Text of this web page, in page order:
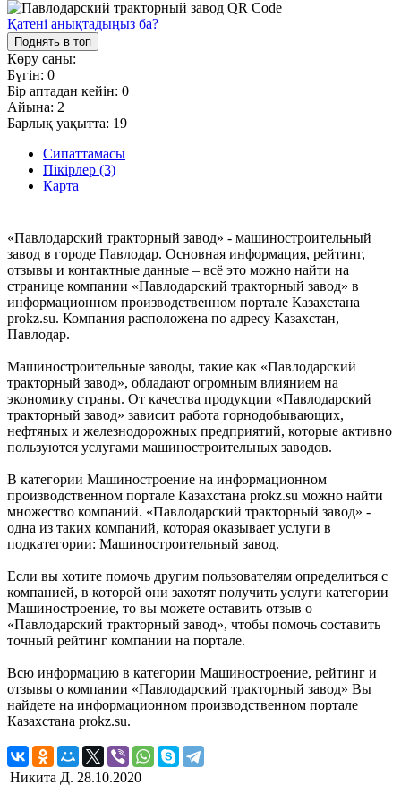
Қатені анықтадыңыз ба?
Поднять в топ
Көру саны:
Бүгін: 0
Бір аптадан кейін: 0
Айына: 2
Барлық уақытта: 19
Сипаттамасы
Пікірлер (3)
Карта
«Павлодарский тракторный завод» - машиностроительный
завод в городе Павлодар. Основная информация, рейтинг,
отзывы и контактные данные – всё это можно найти на
странице компании «Павлодарский тракторный завод» в
информационном производственном портале Казахстана
prokz.su. Компания расположена по адресу Казахстан,
Павлодар.
Машиностроительные заводы, такие как «Павлодарский
тракторный завод», обладают огромным влиянием на
экономику страны. От качества продукции «Павлодарский
тракторный завод» зависит работа горнодобывающих,
нефтяных и железнодорожных предприятий, которые активно
пользуются услугами машиностроительных заводов.
В категории Машиностроение на информационном
производственном портале Казахстана prokz.su можно найти
множество компаний. «Павлодарский тракторный завод» -
одна из таких компаний, которая оказывает услуги в
подкатегории: Машиностроительный завод.
Если вы хотите помочь другим пользователям определиться с
компанией, в которой они захотят получить услуги категории
Машиностроение, то вы можете оставить отзыв о
«Павлодарский тракторный завод», чтобы помочь составить
точный рейтинг компании на портале.
Всю информацию в категории Машиностроение, рейтинг и
отзывы о компании «Павлодарский тракторный завод» Вы
найдете на информационном производственном портале
Казахстана prokz.su.
Никита Д. 28.10.2020